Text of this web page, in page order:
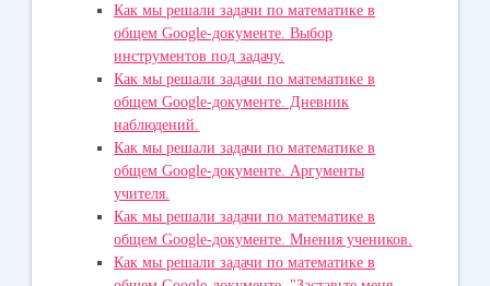
Как мы решали задачи по математике в
общем Google-документе. Выбор
инструментов под задачу.
Как мы решали задачи по математике в
общем Google-документе. Дневник
наблюдений.
Как мы решали задачи по математике в
общем Google-документе. Аргументы
учителя.
Как мы решали задачи по математике в
общем Google-документе. Мнения учеников.
Как мы решали задачи по математике в